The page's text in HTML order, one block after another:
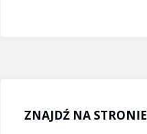
ZNAJDŹ NA STRONIE